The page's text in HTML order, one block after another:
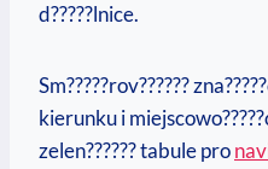
d?????lnice.
Sm?????rov??????
kierunku i
zelen?????? tabule pro